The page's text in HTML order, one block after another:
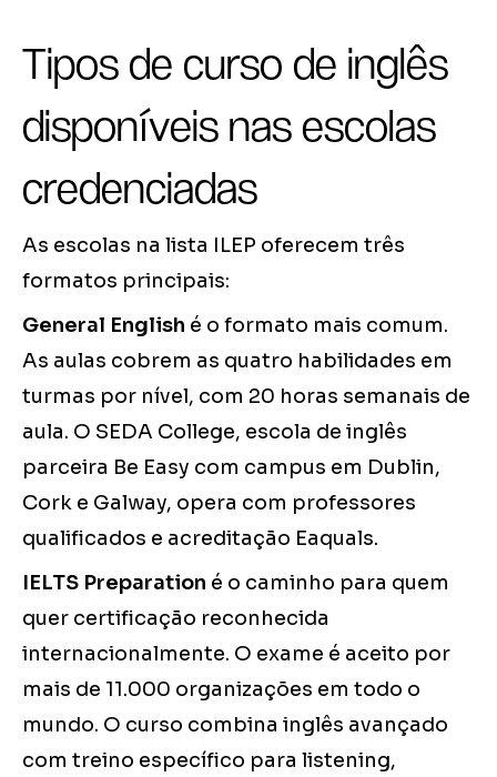
Tipos de curso de inglês
disponíveis nas escolas
credenciadas
As escolas na lista ILEP oferecem três
formatos principais:
General English é o formato mais comum.
As aulas cobrem as quatro habilidades em
turmas por nível, com 20 horas semanais de
aula. O SEDA College, escola de inglês
parceira Be Easy com campus em Dublin,
Cork e Galway, opera com professores
qualificados e acreditação Eaquals.
IELTS Preparation é o caminho para quem
quer certificação reconhecida
internacionalmente. O exame é aceito por
mais de 11.000 organizações em todo o
mundo. O curso combina inglês avançado
com treino específico para listening,